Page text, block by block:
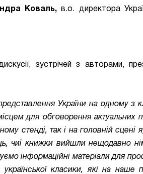
Коваль, в.о. директора
зустрічей з авторами,
представлення України на одному з
для обговорення актуальних
стенді, так і на головній сцені
чиї книжки вийшли нещодавно
інформаційні матеріали для
класики, які на наше